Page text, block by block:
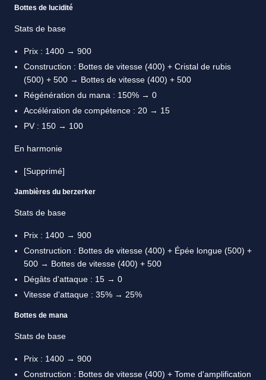
Bottes de lucidité
Stats de base
Prix : 1400 → 900
Construction : Bottes de vitesse (400) + Cristal de rubis
(500) + 500 → Bottes de vitesse (400) + 500
Régénération du mana : 150% → 0
Accélération de compétence : 20 → 15
PV : 150 → 100
En harmonie
[Supprimé]
Jambières du berzerker
Stats de base
Prix : 1400 → 900
Construction : Bottes de vitesse (400) + Épée longue (500) +
500 → Bottes de vitesse (400) + 500
Dégâts d'attaque : 15 → 0
Vitesse d'attaque : 35% → 25%
Bottes de mana
Stats de base
Prix : 1400 → 900
Construction : Bottes de vitesse (400) + Tome d'amplification